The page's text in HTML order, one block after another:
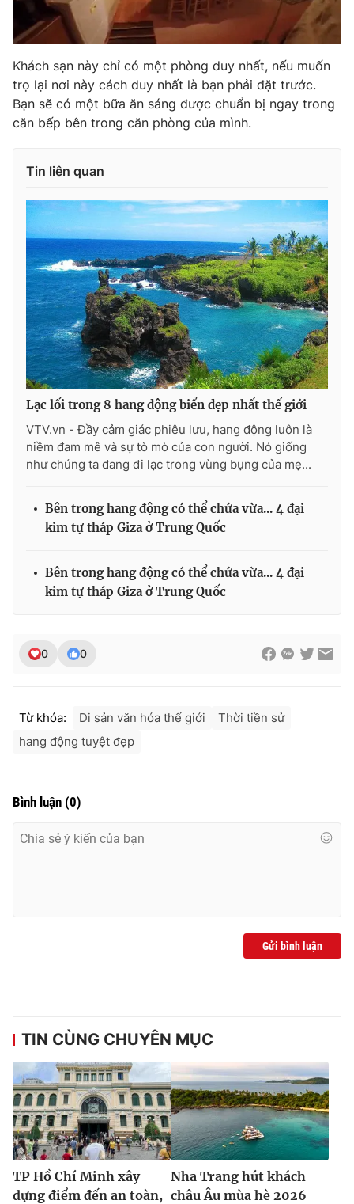
Khách sạn này chỉ có một phòng duy nhất, nếu muốn
trọ lại nơi này cách duy nhất là bạn phải đặt trước.
Bạn sẽ có một bữa ăn sáng được chuẩn bị ngay trong
căn bếp bên trong căn phòng của mình.
Tin liên quan
Lạc lối trong 8 hang động biển đẹp nhất thế giới
VTV.vn - Đầy cảm giác phiêu lưu, hang động luôn là
niềm đam mê và sự tò mò của con người. Nó giống
như chúng ta đang đi lạc trong vùng bụng của mẹ...
Bên trong hang động có thể chứa vừa... 4 đại
kim tự tháp Giza ở Trung Quốc
Bên trong hang động có thể chứa vừa... 4 đại
kim tự tháp Giza ở Trung Quốc
0 0
Từ khóa: Di sản văn hóa thế giới
Thời tiền sử
hang động tuyệt đẹp
Bình luận (0)
Gửi bình luận
TIN CÙNG CHUYÊN MỤC
TP Hồ Chí Minh xây
dựng điểm đến an toàn,
Nha Trang hút khách
châu Âu mùa hè 2026